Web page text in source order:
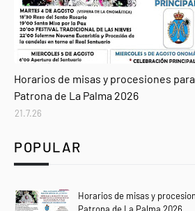
Horarios de misas y procesiones
Patrona de La Palma 2026
21.7.26
POPULAR
Horarios de misas y